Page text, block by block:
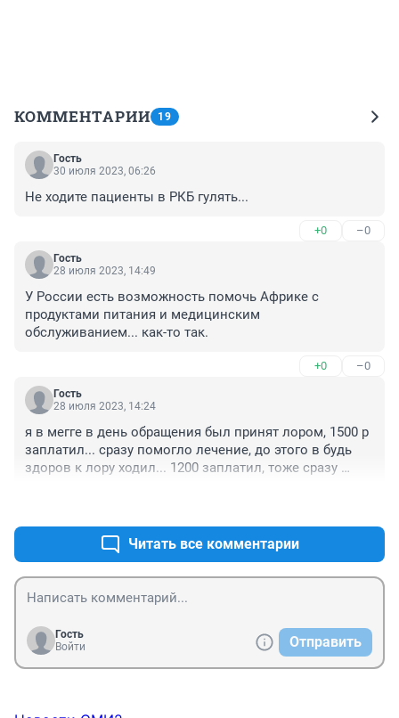
КОММЕНТАРИИ 19
Гость
30 июля 2023, 06:26
Не ходите пациенты в РКБ гулять...
+0 –0
Гость
28 июля 2023, 14:49
У России есть возможность помочь Африке с
продуктами питания и медицинским
обслуживанием... как-то так.
+0 –0
Гость
28 июля 2023, 14:24
я в мегге в день обращения был принят лором, 1500 р
заплатил... сразу помогло лечение, до этого в будь
здоров к лору ходил... 1200 заплатил, тоже сразу
Читать все комментарии
Гость
Войти
Отправить